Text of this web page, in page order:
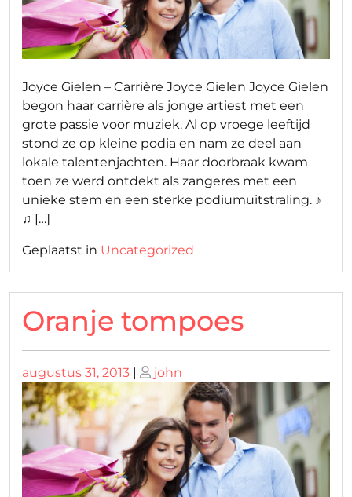
Joyce Gielen – Carrière Joyce Gielen Joyce Gielen
begon haar carrière als jonge artiest met een
grote passie voor muziek. Al op vroege leeftijd
stond ze op kleine podia en nam ze deel aan
lokale talentenjachten. Haar doorbraak kwam
toen ze werd ontdekt als zangeres met een
unieke stem en een sterke podiumuitstraling. ♪
♫ […]
Geplaatst in Uncategorized
Oranje tompoes
Geplaatst
op
augustus 31, 2013 | Geplaatst
john